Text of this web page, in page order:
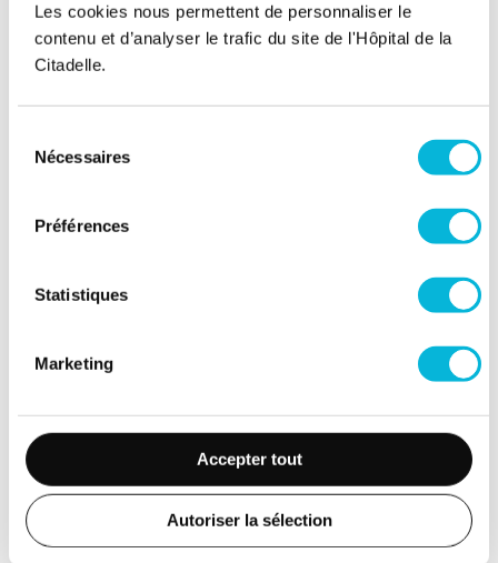
Les cookies nous permettent de personnaliser le
contenu et d’analyser le trafic du site de l'Hôpital de la
Citadelle.
Nécessaires
Préférences
Statistiques
Marketing
Accepter tout
Autoriser la sélection
www.citadelle.be
Préférences (4)
Les cookies de préférences permettent à un site
web de retenir des informations qui modifient la
comme votre langue préférée ou la région dans
Nom Finalité
splashModals
pro.citadelle.be
www.citadelle.be
Statistiques (2)
Les cookies statistiques aident les propriétaires